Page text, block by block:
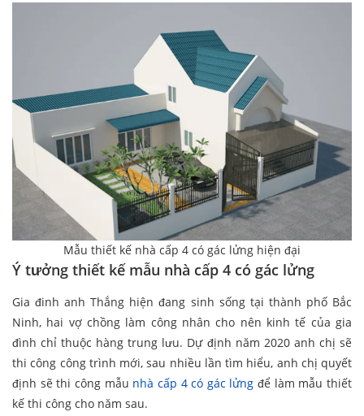
Mẫu thiết kế nhà cấp 4 có gác lửng hiện đại
Ý tưởng thiết kế mẫu nhà cấp 4 có gác lửng
Gia đinh anh Thắng hiện đang sinh sống tại thành phố Bắc
Ninh, hai vợ chồng làm công nhân cho nên kinh tế của gia
đình chỉ thuộc hàng trung lưu. Dự định năm 2020 anh chị sẽ
thi công công trình mới, sau nhiều lần tìm hiểu, anh chị quyết
định sẽ thi công mẫu nhà cấp 4 có gác lửng để làm mẫu thiết
kế thi công cho năm sau.